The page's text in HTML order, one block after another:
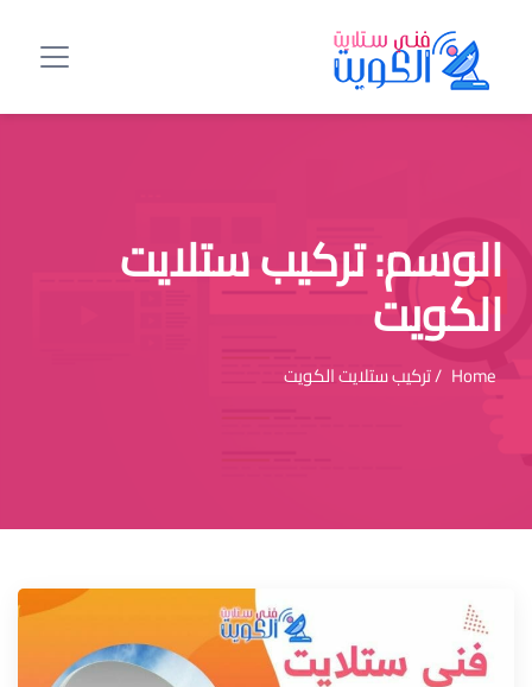
الوسم:تركيب ستلايت
الكويت
Home / تركيب ستلايت الكويت